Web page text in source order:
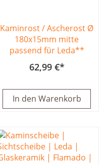
Kaminrost / Ascherost Ø
180x15mm mitte
passend für Leda**
62,99 €
In den Warenkorb